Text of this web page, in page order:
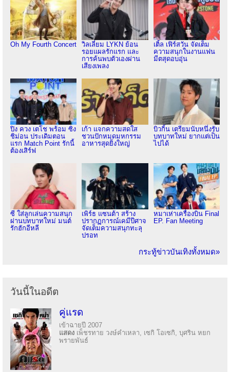
Oh My Fourth Concert
วิลเลี่ยม LYKN ย้อน
รอยแผลรักแรก และ
การค้นพบตัวเองผ่าน
เสียงเพลง
เติ้ล เฟิร์สวัน จัดเต็ม
ความสนุกในงานแฟน
มีตสุดอบอุ่น
ปิง ควง เตโช พร้อม ซิง
ชิม่อน ประเดิมตอน
แรก Match Point รักนี้
ต้องเสิร์ฟ
เก้า แจกความสดใส
ชวนปักหมุดมหกรรม
อาหารสุดยิ่งใหญ่
บิวกิ้น เตรียมนับหนึ่งรับ
บทบาทใหม่ ยากแต่เป็น
ไปได้
ซี ใส่ลูกเล่นความสนุก
ผ่านบทบาทใหม่ มนต์
รักฮักอีหลี
เพิร์ธ แซนต้า สร้าง
ปรากฏการณ์เคมีปีศาจ
จัดเต็มความสนุกทะลุ
ปรอท
หมาเห่าเครื่องบิน Final
EP. Fan Meeting
กระทู้ข่าวบันเทิงทั้งหมด»
วันนี้ในอดีต
คู่แรด
เข้าฉายปี 2007
แสดง เพ็ชรทาย วงษ์คำเหลา, เซกิ โอเซกิ, บุศริน หยก
พรายพันธ์